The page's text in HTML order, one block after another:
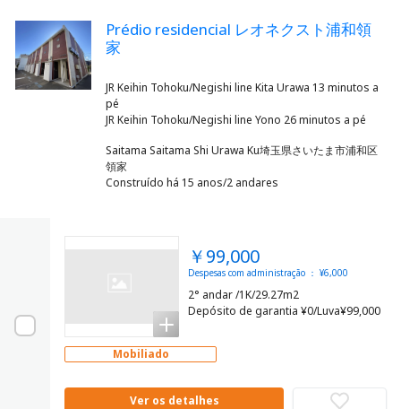
Prédio residencial レオネクスト浦和領
家
JR Keihin Tohoku/Negishi line Kita Urawa 13 minutos a
pé
Saitama Saitama Shi Urawa Ku埼玉県さいたま市浦和区
領家
Construído há 15 anos/2 andares
￥99,000
Despesas com administração ： ¥6,000
2° andar /1K/29.27m2
Depósito de garantia ¥0/Luva¥99,000
Mobiliado
Ver os detalhes